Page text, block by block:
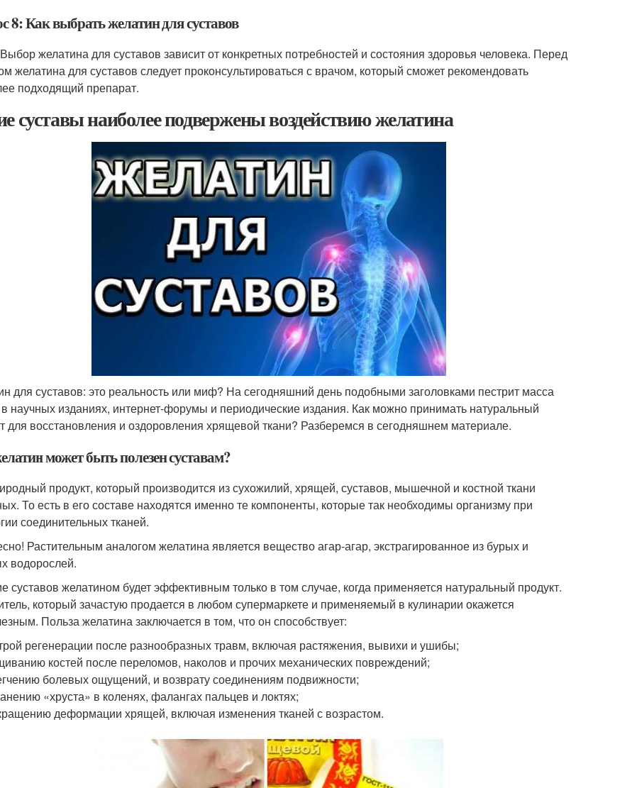
8: Как выбрать желатин для суставов
желатина для суставов зависит от конкретных потребностей и состояния здоровья человека. Перед
желатина для суставов следует проконсультироваться с врачом, который сможет рекомендовать
подходящий препарат.
суставы наиболее подвержены воздействию желатина
для суставов: это реальность или миф? На сегодняшний день подобными заголовками пестрит масса
в научных изданиях, интернет-форумы и периодические издания. Как можно принимать натуральный
для восстановления и оздоровления хрящевой ткани? Разберемся в сегодняшнем материале.
может быть полезен суставам?
продукт, который производится из сухожилий, хрящей, суставов, мышечной и костной ткани
То есть в его составе находятся именно те компоненты, которые так необходимы организму при
соединительных тканей.
Растительным аналогом желатина является вещество агар-агар, экстрагированное из бурых и
водорослей.
суставов желатином будет эффективным только в том случае, когда применяется натуральный продукт.
который зачастую продается в любом супермаркете и применяемый в кулинарии окажется
Польза желатина заключается в том, что он способствует:
регенерации после разнообразных травм, включая растяжения, вывихи и ушибы;
костей после переломов, наколов и прочих механических повреждений;
болевых ощущений, и возврату соединениям подвижности;
«хруста» в коленях, фалангах пальцев и локтях;
деформации хрящей, включая изменения тканей с возрастом.